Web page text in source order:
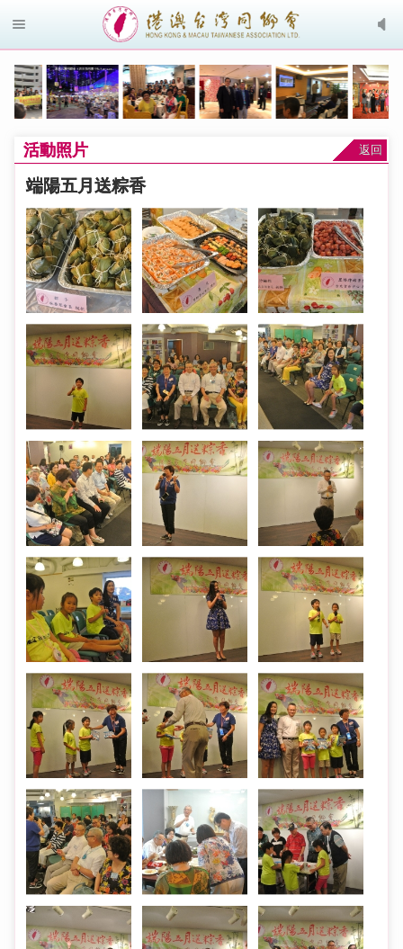
活動照片 返回
端陽五月送粽香